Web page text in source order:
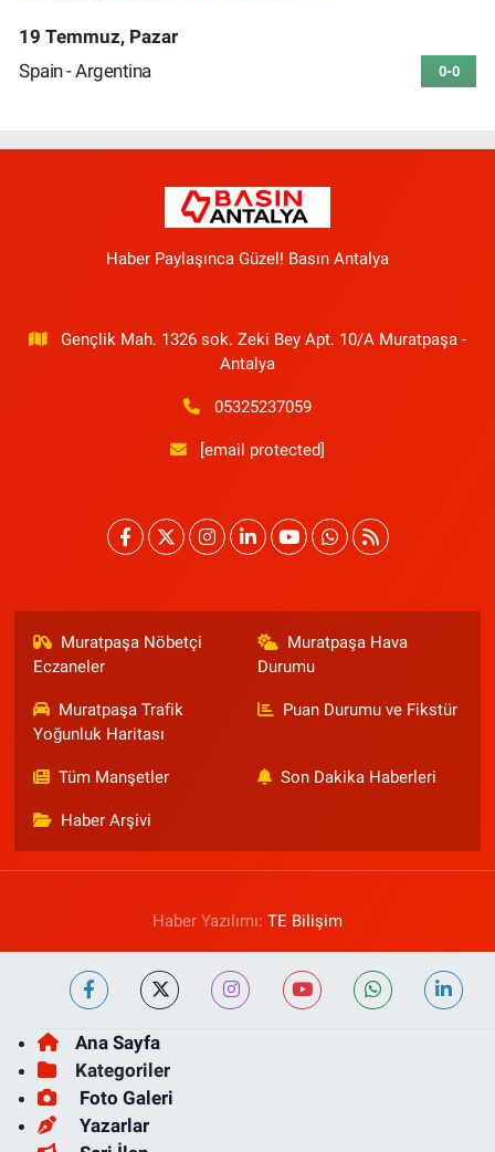
19 Temmuz, Pazar
Spain - Argentina
0-0
Haber Paylaşınca Güzel! Basın Antalya
Gençlik Mah. 1326 sok. Zeki Bey Apt. 10/A Muratpaşa -
Antalya
05325237059
[email protected]
Muratpaşa Nöbetçi
Eczaneler
Muratpaşa Hava
Durumu
Muratpaşa Trafik
Yoğunluk Haritası
Puan Durumu ve Fikstür
Tüm Manşetler Son Dakika Haberleri
Haber Arşivi
Haber Yazılımı: TE Bilişim
Ana Sayfa
Kategoriler
Foto Galeri
Yazarlar